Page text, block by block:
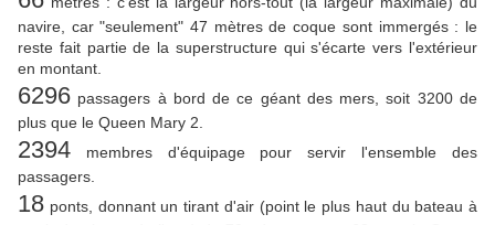
navire, car "seulement" 47 mètres de coque sont immergés : le
reste fait partie de la superstructure qui s'écarte vers l'extérieur
en montant.
6296 passagers à bord de ce géant des mers, soit 3200 de
plus que le Queen Mary 2.
2394 membres d'équipage pour servir l'ensemble des
passagers.
18 ponts, donnant un tirant d'air (point le plus haut du bateau à